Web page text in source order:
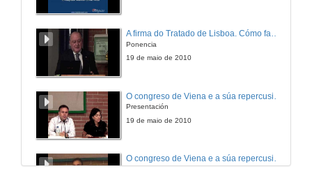
A firma do Tratado de Lisboa. Cómo facer unha ceremonia moderna e perfecta
Ponencia
19 de maio de 2010
Presentación
19 de maio de 2010
O congreso de Viena e a súa repercusión na configuración de Europa. O nacemento do protocolo diplomático como ferramenta para a paz.